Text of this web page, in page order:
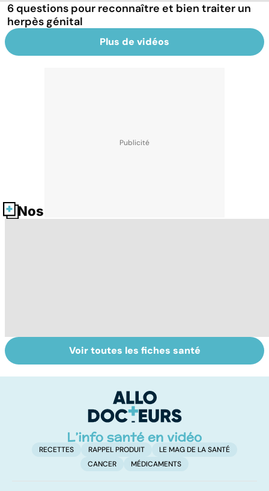
6 questions pour reconnaître et bien traiter un
herpès génital
Plus de vidéos
Nos fiches santé
HPV : tout savoir
sur les
Gynéco : un suivi
pour la vie
Voir toutes les fiches santé
RECETTES RAPPEL PRODUIT
LE MAG DE LA SANTÉ
CANCER
MÉDICAMENTS